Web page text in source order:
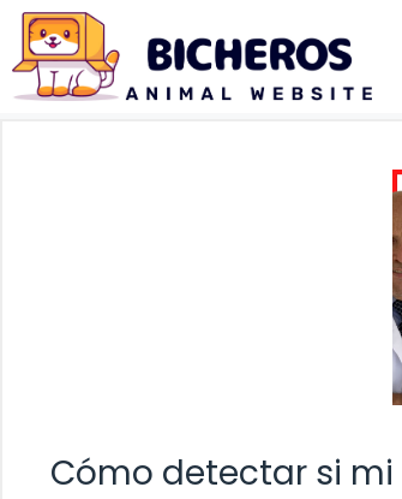
Saltar
contenido
Cómo detectar si